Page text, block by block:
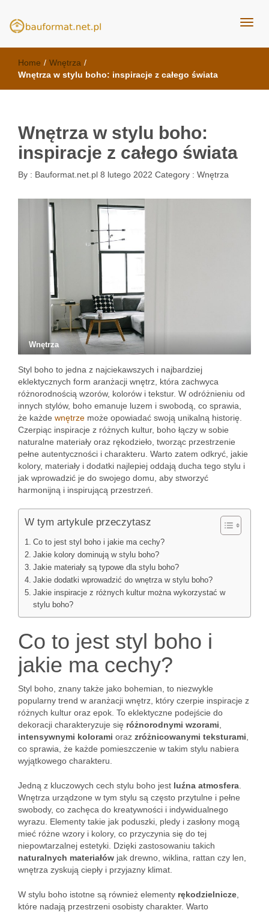
meble kuchenne Bauformat
Home / Wnętrza /
Wnętrza w stylu boho: inspiracje z całego świata
Wnętrza w stylu boho:
inspiracje z całego świata
By : Bauformat.net.pl 8 lutego 2022 Category : Wnętrza
Wnętrza
Styl boho to jedna z najciekawszych i najbardziej
eklektycznych form aranżacji wnętrz, która zachwyca
różnorodnością wzorów, kolorów i tekstur. W odróżnieniu od
innych stylów, boho emanuje luzem i swobodą, co sprawia,
że każde wnętrze może opowiadać swoją unikalną historię.
Czerpiąc inspiracje z różnych kultur, boho łączy w sobie
naturalne materiały oraz rękodzieło, tworząc przestrzenie
pełne autentyczności i charakteru. Warto zatem odkryć, jakie
kolory, materiały i dodatki najlepiej oddają ducha tego stylu i
jak wprowadzić je do swojego domu, aby stworzyć
harmonijną i inspirującą przestrzeń.
W tym artykule przeczytasz
Co to jest styl boho i jakie ma cechy?
Jakie kolory dominują w stylu boho?
Jakie materiały są typowe dla stylu boho?
Jakie dodatki wprowadzić do wnętrza w stylu boho?
Jakie inspiracje z różnych kultur można wykorzystać w
stylu boho?
Co to jest styl boho i
jakie ma cechy?
Styl boho, znany także jako bohemian, to niezwykle
popularny trend w aranżacji wnętrz, który czerpie inspiracje z
różnych kultur oraz epok. To eklektyczne podejście do
dekoracji charakteryzuje się różnorodnymi wzorami
intensywnymi kolorami oraz zróżnicowanymi teksturami
co sprawia, że każde pomieszczenie w takim stylu nabiera
wyjątkowego charakteru.
Jedną z kluczowych cech stylu boho jest luźna atmosfera
Wnętrza urządzone w tym stylu są często przytulne i pełne
swobody, co zachęca do kreatywności i indywidualnego
wyrazu. Elementy takie jak poduszki, pledy i zasłony mogą
mieć różne wzory i kolory, co przyczynia się do tej
niepowtarzalnej estetyki. Dzięki zastosowaniu takich
naturalnych materiałów jak drewno, wiklina, rattan czy len,
wnętrza zyskują ciepły i przyjazny klimat.
W stylu boho istotne są również elementy rękodzielnicze
które nadają przestrzeni osobisty charakter. Warto